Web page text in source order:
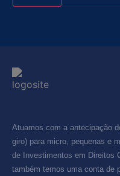
Atuamos com a antecipação
giro) para micro, pequenas e
de Investimentos em Direitos
também temos uma conta de